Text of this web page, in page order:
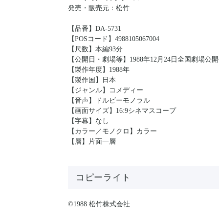
発売・販売元：松竹
【品番】DA-5731
【POSコード】4988105067004
【尺数】本編93分
【公開日・劇場等】1988年12月24日全国劇場公
【製作年度】1988年
【製作国】日本
【ジャンル】コメディー
【音声】ドルビーモノラル
【画面サイズ】16:9シネマスコープ
【字幕】なし
【カラー／モノクロ】カラー
【層】片面一層
コピーライト
©1988 松竹株式会社